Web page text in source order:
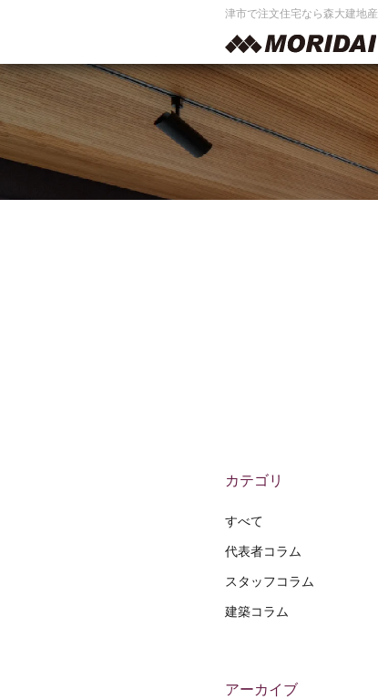
津市で注文住宅なら森大建地産
カテゴリ
すべて
代表者コラム
スタッフコラム
建築コラム
アーカイブ